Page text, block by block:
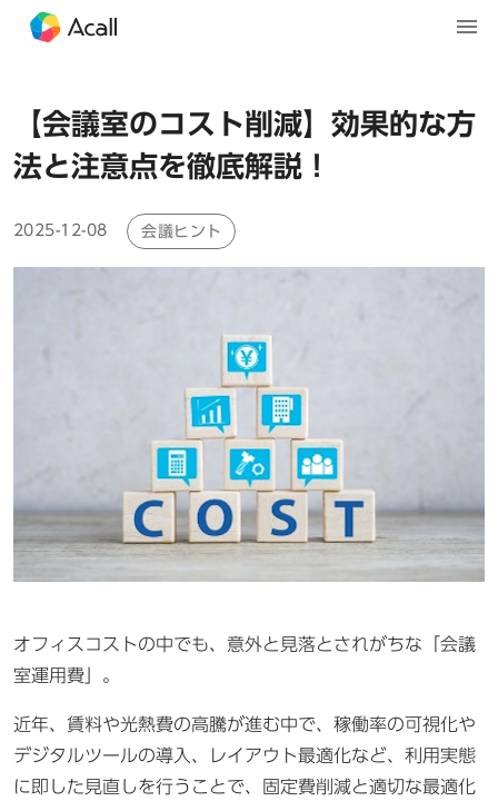
【会議室のコスト削減】効果的な方
法と注意点を徹底解説！
2025-12-08 会議ヒント
オフィスコストの中でも、意外と見落とされがちな「会議
室運用費」。
近年、賃料や光熱費の高騰が進む中で、稼働率の可視化や
デジタルツールの導入、レイアウト最適化など、利用実態
に即した見直しを行うことで、固定費削減と適切な最適化